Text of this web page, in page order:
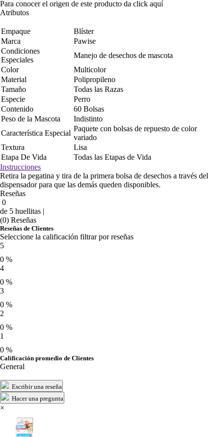
Para conocer el origen de este producto da click aquí
Atributos
Empaque
Blíster
Marca
Pawise
Condiciones
Especiales
Manejo de desechos de mascota
Color
Multicolor
Material
Polipropileno
Tamaño
Todas las Razas
Especie
Perro
Contenido
60 Bolsas
Peso de la Mascota
Indistinto
Característica Especial
Paquete con bolsas de repuesto de color
variado
Textura
Lisa
Etapa De Vida
Todas las Etapas de Vida
Instrucciones
Retira la pegatina y tira de la primera bolsa de desechos a través del
dispensador para que las demás queden disponibles.
Reseñas
0
de 5 huellitas |
(0) Reseñas
Reseñas de Clientes
Seleccione la calificación filtrar por reseñas
5
0 %
4
0 %
3
0 %
2
0 %
1
0 %
Calificación promedio de Clientes
General
Escribir una reseña
Hacer una pregunta
×